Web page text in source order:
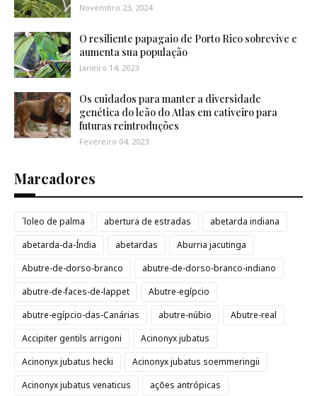
Novembro 23, 2024
O resiliente papagaio de Porto Rico sobrevive e
aumenta sua população
Janeiro 14, 2023
Os cuidados para manter a diversidade
genética do leão do Atlas em cativeiro para
futuras reintroduções
Fevereiro 04, 2023
Marcadores
´loleo de palma abertura de estradas
abetarda indiana
abetarda-da-Índia
abetardas
Aburria jacutinga
Abutre-de-dorso-branco
abutre-de-dorso-branco-indiano
abutre-de-faces-de-lappet
Abutre-egípcio
abutre-egípcio-das-Canárias
abutre-núbio
Abutre-real
Accipiter gentils arrigoni
Acinonyx jubatus
Acinonyx jubatus hecki
Acinonyx jubatus soemmeringii
Acinonyx jubatus venaticus
ações antrópicas